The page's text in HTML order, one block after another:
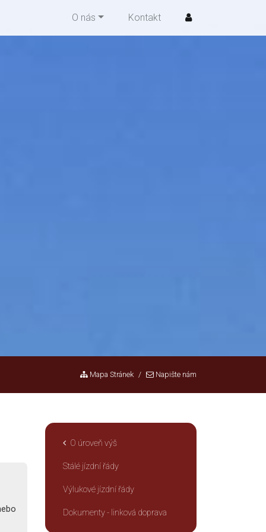
Mapa Stránek Napište nám
O úroveň výš
Stálé jízdní řády
Výlukové jízdní řády
Dokumenty - linková doprava
O nás Kontakt